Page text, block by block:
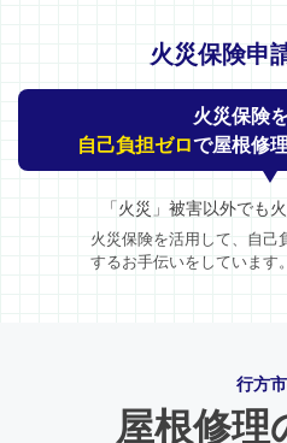
火災保険申
火災保険
自己負担ゼロで屋根修
「火災」被害以外でも
火災保険を活用して、自己
するお手伝いをしています。
行方
屋根修理